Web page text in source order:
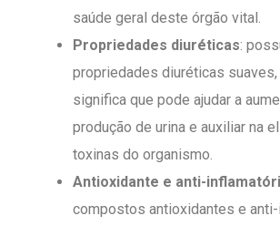
saúde geral deste órgão vital.
Propriedades diuréticas:
propriedades diuréticas suaves,
significa que pode ajudar a
produção de urina e auxiliar na
toxinas do organismo.
Antioxidante e anti-
compostos antioxidantes e